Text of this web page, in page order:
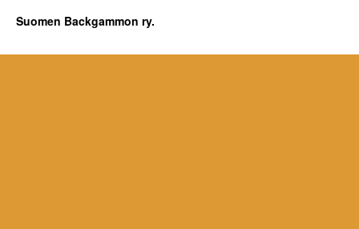
Suomen Backgammon ry.